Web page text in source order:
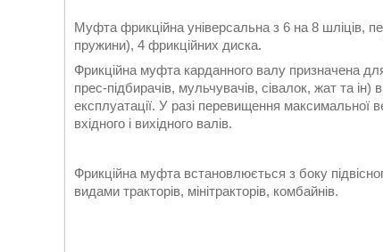
Муфта фрикційна універсальна з 6 на 8 шліців,
пружини), 4 фрикційних диска.
Фрикційна муфта карданного валу призначена
прес-підбирачів, мульчувачів, сівалок, жат та
експлуатації. У разі перевищення
вхідного і вихідного валів.
Фрикційна муфта встановлюється з боку
видами тракторів, мінітракторів, комбайнів.